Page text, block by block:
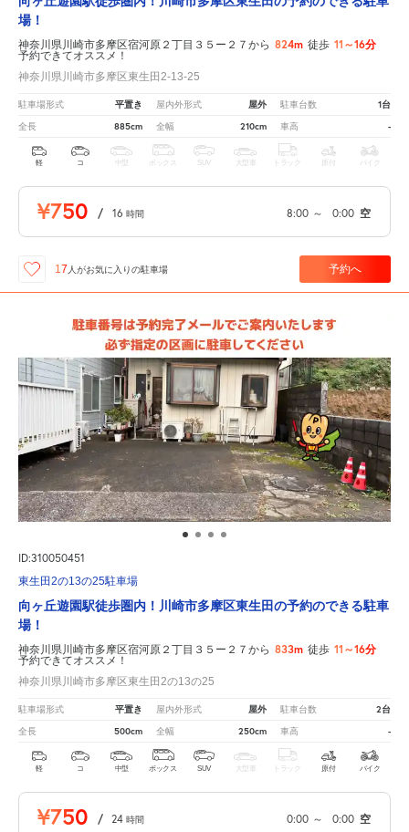
場！
神奈川県川崎市多摩区宿河原２丁目３５ー２７から 824m 徒歩 11～16分
予約できてオススメ！
神奈川県川崎市多摩区東生田2-13-25
駐車場形式 平置き 屋内外形式 屋外 駐車台数 1台
全長 885cm 全幅 210cm 車高 -
軽 コ 中型 ボックス SUV 大型車 トラック 原付 バイク
¥750 / 16 時間 8:00 ～ 0:00 空
17 人がお気に入りの駐車場 予約へ
ID:310050451
東生田2の13の25駐車場
向ヶ丘遊園駅徒歩圏内！川崎市多摩区東生田の予約のできる駐車
場！
神奈川県川崎市多摩区宿河原２丁目３５ー２７から 833m 徒歩 11～16分
予約できてオススメ！
神奈川県川崎市多摩区東生田2の13の25
駐車場形式 平置き 屋内外形式 屋外 駐車台数 2台
全長 500cm 全幅 250cm 車高 -
軽 コ 中型 ボックス SUV 大型車 トラック 原付 バイク
¥750 / 24 時間 0:00 ～ 0:00 空